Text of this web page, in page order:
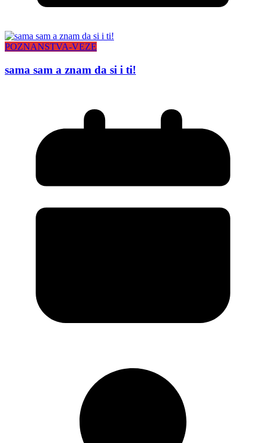
POZNANSTVA-VEZE
sama sam a znam da si i ti!